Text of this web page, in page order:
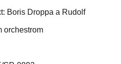
Boris Droppa a Rudolf
orchestrom